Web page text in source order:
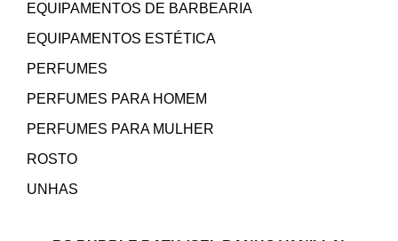
EQUIPAMENTOS DE BARBEARIA
EQUIPAMENTOS ESTÉTICA
PERFUMES
PERFUMES PARA HOMEM
PERFUMES PARA MULHER
ROSTO
UNHAS